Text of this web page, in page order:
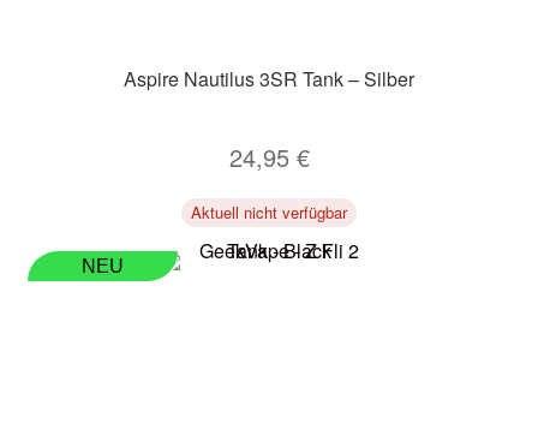
Aspire Nautilus 3SR Tank – Silber
24,95 €
Aktuell nicht verfügbar
NEU